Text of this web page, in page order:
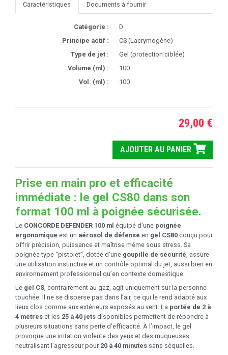
Caractéristiques Documents à fournir
Catégorie :
D
Principe actif :
CS (Lacrymogène)
Type de jet :
Gel (protection ciblée)
Volume (ml) :
100
Vol. (ml) :
100
29,00 €
AJOUTER AU PANIER
Prise en main pro et efficacité
immédiate : le gel CS80 dans son
format 100 ml à poignée sécurisée.
Le CONCORDE DEFENDER 100 ml équipé d’une poignée
ergonomique est un aérosol de défense en gel CS80 conçu pour
offrir précision, puissance et maîtrise même sous stress. Sa
poignée type “pistolet”, dotée d’une goupille de sécurité, assure
une utilisation instinctive et un contrôle optimal du jet, aussi bien en
environnement professionnel qu’en contexte domestique.
Le gel CS, contrairement au gaz, agit uniquement sur la personne
touchée. Il ne se disperse pas dans l’air, ce qui le rend adapté aux
lieux clos comme aux extérieurs exposés au vent. La portée de 2 à
4 mètres et les 25 à 40 jets disponibles permettent de répondre à
plusieurs situations sans perte d’efficacité. À l’impact, le gel
provoque une irritation violente des yeux et des muqueuses,
neutralisant l’agresseur pour 20 à 40 minutes sans séquelles.